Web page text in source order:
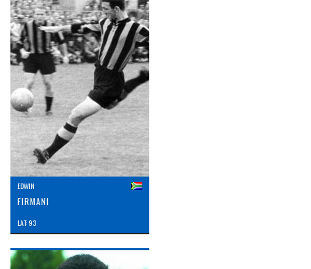
EDWIN
FIRMANI
LAT: 93